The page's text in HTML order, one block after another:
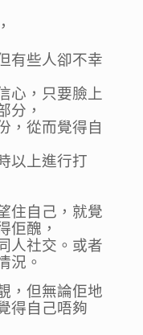
有些人卻不幸
心，只要臉上
分，
，從而覺得自
以上進行打
住自己，就覺
佢醜，
人社交。或者
況。
，但無論佢地
得自己唔夠